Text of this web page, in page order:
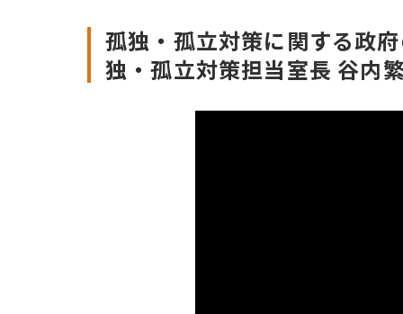
孤独・孤立対策に関する政
独・孤立対策担当室長 谷内